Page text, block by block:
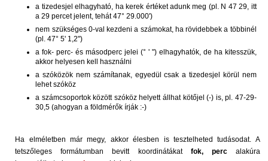
a tizedesjel elhagyható, ha kerek értéket adunk meg (pl. N 47 29, itt
a 29 percet jelent, tehát 47° 29.000')
nem szükséges 0-val kezdeni a számokat, ha rövidebbek a többinél
(pl. 47° 5' 1,2")
a fok- perc- és másodperc jelei (° ' ") elhagyhatók, de ha kitesszük,
akkor helyesen kell használni
a szóközök nem számítanak, egyedül csak a tizedesjel körül nem
lehet szóköz
a számcsoportok között szóköz helyett állhat kötőjel (-) is, pl. 47-29-
30,5 (ahogyan a földmérők írják :-)
Ha elméletben már megy, akkor élesben is tesztelheted tudásodat. A
tetszőleges formátumban bevitt koordinátákat fok, percalakúra